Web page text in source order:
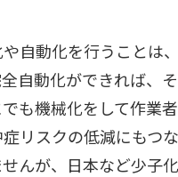
自動化を行うことは
自動化ができれば、
も機械化をして作業
リスクの低減にもつ
んが、日本など少子